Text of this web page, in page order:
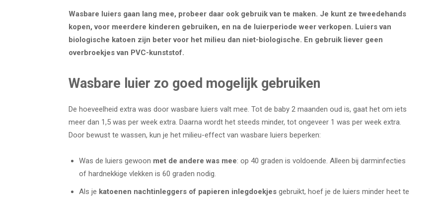
Wasbare luiers gaan lang mee, probeer daar ook gebruik van te maken. Je kunt ze tweedehands
kopen, voor meerdere kinderen gebruiken, en na de luierperiode weer verkopen. Luiers van
biologische katoen zijn beter voor het milieu dan niet-biologische. En gebruik liever geen
overbroekjes van PVC-kunststof.
Wasbare luier zo goed mogelijk gebruiken
De hoeveelheid extra was door wasbare luiers valt mee. Tot de baby 2 maanden oud is, gaat het om iets
meer dan 1,5 was per week extra. Daarna wordt het steeds minder, tot ongeveer 1 was per week extra.
Door bewust te wassen, kun je het milieu-effect van wasbare luiers beperken:
Was de luiers gewoon met de andere was mee: op 40 graden is voldoende. Alleen bij darminfecties
of hardnekkige vlekken is 60 graden nodig.
Als je katoenen nachtinleggers of papieren inlegdoekjes gebruikt, hoef je de luiers minder heet te